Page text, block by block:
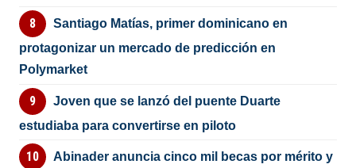
Santiago Matías, primer dominicano en
protagonizar un mercado de predicción en
Polymarket
Joven que se lanzó del puente Duarte
estudiaba para convertirse en piloto
Abinader anuncia cinco mil becas por mérito y